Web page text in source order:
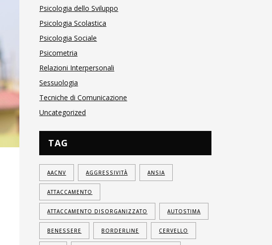
Psicologia dello Sviluppo
Psicologia Scolastica
Psicologia Sociale
Psicometria
Relazioni Interpersonali
Sessuologia
Tecniche di Comunicazione
Uncategorized
TAG
AACNV AGGRESSIVITÀ ANSIA
ATTACCAMENTO
ATTACCAMENTO DISORGANIZZATO AUTOSTIMA
BENESSERE BORDERLINE CERVELLO